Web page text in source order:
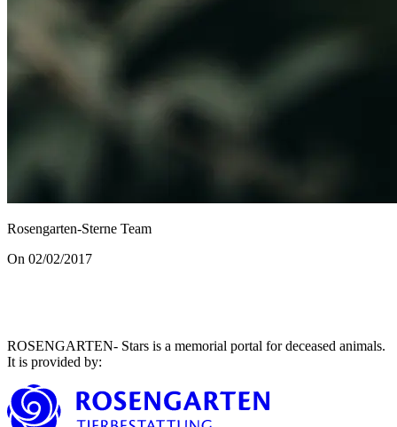
Rosengarten-Sterne Team
On 02/02/2017
ROSENGARTEN- Stars is a memorial portal for deceased animals.
It is provided by: